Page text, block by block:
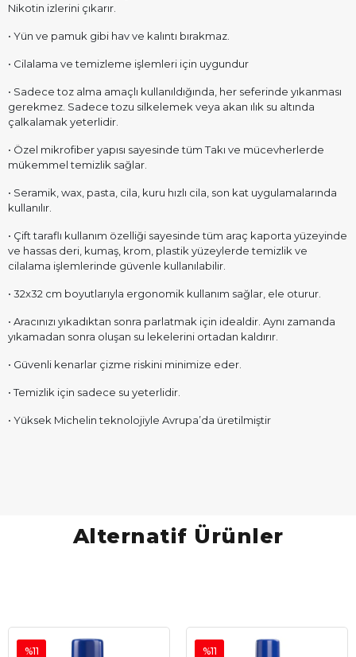
Nikotin izlerini çıkarır.
• Yün ve pamuk gibi hav ve kalıntı bırakmaz.
• Cilalama ve temizleme işlemleri için uygundur
• Sadece toz alma amaçlı kullanıldığında, her seferinde yıkanması
gerekmez. Sadece tozu silkelemek veya akan ılık su altında
çalkalamak yeterlidir.
• Özel mikrofiber yapısı sayesinde tüm Takı ve mücevherlerde
mükemmel temizlik sağlar.
• Seramik, wax, pasta, cila, kuru hızlı cila, son kat uygulamalarında
kullanılır.
• Çift taraflı kullanım özelliği sayesinde tüm araç kaporta yüzeyinde
ve hassas deri, kumaş, krom, plastik yüzeylerde temizlik ve
cilalama işlemlerinde güvenle kullanılabilir.
• 32x32 cm boyutlarıyla ergonomik kullanım sağlar, ele oturur.
• Aracınızı yıkadıktan sonra parlatmak için idealdir. Aynı zamanda
yıkamadan sonra oluşan su lekelerini ortadan kaldırır.
• Güvenli kenarlar çizme riskini minimize eder.
• Temizlik için sadece su yeterlidir.
• Yüksek Michelin teknolojiyle Avrupa’da üretilmiştir
Alternatif Ürünler
%11 %11